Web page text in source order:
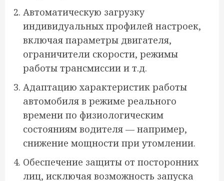
Автоматическую загрузку
индивидуальных профилей настроек,
включая параметры двигателя,
ограничители скорости, режимы
работы трансмиссии и т.д.
Адаптацию характеристик работы
автомобиля в режиме реального
времени по физиологическим
состояниям водителя — например,
снижение мощности при утомлении.
Обеспечение защиты от посторонних
лиц, исключая возможность запуска